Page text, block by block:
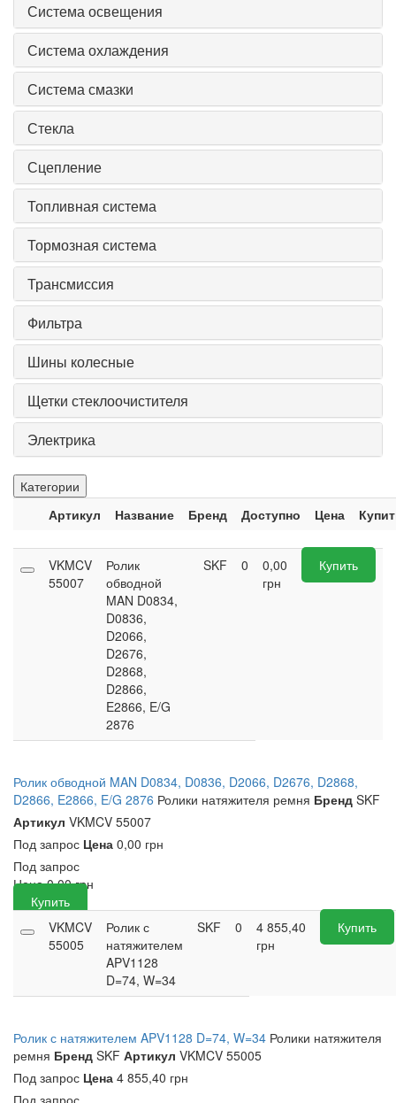
Система освещения
Система охлаждения
Система смазки
Стекла
Сцепление
Топливная система
Тормозная система
Трансмиссия
Фильтра
Шины колесные
Щетки стеклоочистителя
Электрика
Категории
Артикул
Название Бренд Доступно Цена
VKMCV
55007
Ролик
обводной
MAN D0834,
D0836,
D2066,
D2676,
D2868,
D2866,
E2866, E/G
2876
SKF 0
0,00
грн
Купить
Ролик обводной MAN D0834, D0836, D2066, D2676, D2868,
D2866, E2866, E/G 2876 Ролики натяжителя ремня Бренд SKF
Артикул VKMCV 55007
Под запрос Цена 0,00 грн
Под запрос
Цена 0,00грн
Купить
VKMCV
55005
Ролик с
натяжителем
APV1128
D=74, W=34
SKF 0
4 855,40
грн
Купить
Ролик с натяжителем APV1128 D=74, W=34 Ролики натяжителя
ремня Бренд SKF Артикул VKMCV 55005
Под запрос Цена 4 855,40 грн